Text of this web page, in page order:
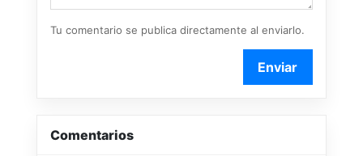
Tu comentario se publica directamente al enviarlo.
Enviar
Comentarios